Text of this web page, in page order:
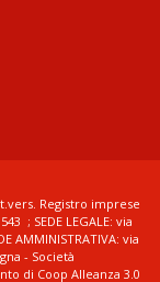
Registro imprese
; SEDE LEGALE: via
AMMINISTRATIVA: via
- Società
di Coop Alleanza 3.0